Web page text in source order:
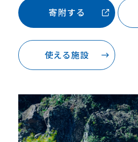
寄附する
使える施設